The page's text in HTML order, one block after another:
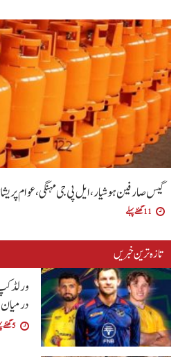
گیس صارفین ہوشیار، ایل پی جی مہنگی، عوام
11 گھنٹے پہلے
تازہ ترین خبریں
درمیان ٹی20 سیریز
5 گھنٹے پہلے